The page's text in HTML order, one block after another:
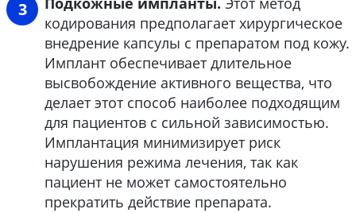
кодирования предполагает хирургическое
внедрение капсулы с препаратом под кожу.
Имплант обеспечивает длительное
высвобождение активного вещества, что
делает этот способ наиболее подходящим
для пациентов с сильной зависимостью.
Имплантация минимизирует риск
нарушения режима лечения, так как
пациент не может самостоятельно
прекратить действие препарата.